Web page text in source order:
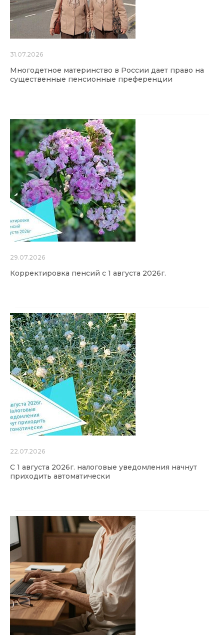
31.07.2026
Многодетное материнство в России дает право на
существенные пенсионные преференции
29.07.2026
Корректировка пенсий с 1 августа 2026г.
22.07.2026
С 1 августа 2026г. налоговые уведомления начнут
приходить автоматически